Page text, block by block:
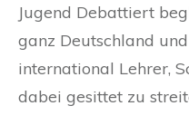
Jugend Debattiert
ganz Deutschland
international Lehrer,
dabei gesittet zu